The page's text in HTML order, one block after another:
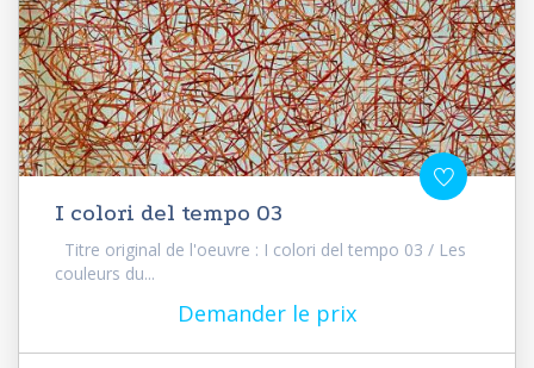
I colori del tempo 03
Titre original de l'oeuvre : I colori del tempo 03 / Les
couleurs du...
Demander le prix